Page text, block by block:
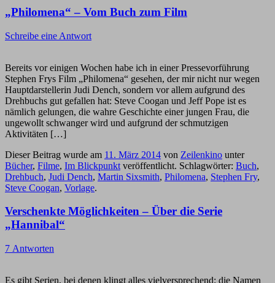
„Philomena“ – Vom Buch zum Film
Schreibe eine Antwort
Bereits vor einigen Wochen habe ich in einer Pressevorführung
Stephen Frys Film „Philomena“ gesehen, der mir nicht nur wegen
Hauptdarstellerin Judi Dench, sondern vor allem aufgrund des
Drehbuchs gut gefallen hat: Steve Coogan und Jeff Pope ist es
nämlich gelungen, die wahre Geschichte einer jungen Frau, die
ungewollt schwanger wird und aufgrund der schmutzigen
Aktivitäten […]
Dieser Beitrag wurde am 11. März 2014 von Zeilenkino unter
Bücher, Filme, Im Blickpunkt veröffentlicht. Schlagwörter: Buch,
Drehbuch, Judi Dench, Martin Sixsmith, Philomena, Stephen Fry,
Steve Coogan, Vorlage.
Verschenkte Möglichkeiten – Über die Serie
„Hannibal“
7 Antworten
Es gibt Serien, bei denen klingt alles vielversprechend: die Namen